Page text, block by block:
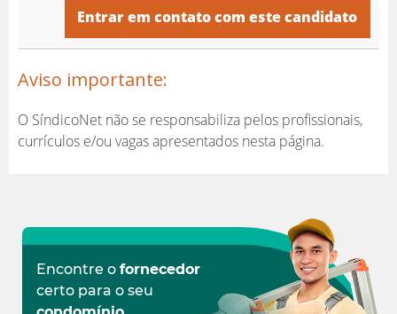
Entrar em contato com este candidato
Aviso importante:
O SíndicoNet não se responsabiliza pelos profissionais,
currículos e/ou vagas apresentados nesta página.
Encontre o fornecedor
certo para o seu